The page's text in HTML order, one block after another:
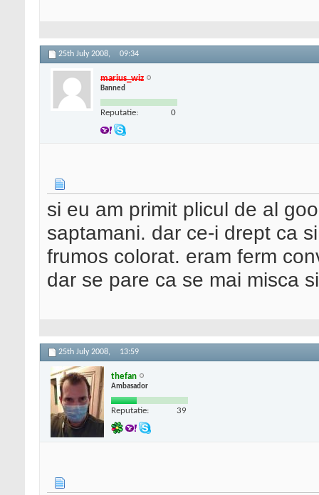
25th July 2008, 09:34
marius_wiz
Banned
Reputatie: 0
si eu am primit plicul de al
saptamani. dar ce-i drept ca
frumos colorat. eram ferm
dar se pare ca se mai misca
25th July 2008, 13:59
thefan
Ambasador
Reputatie: 39